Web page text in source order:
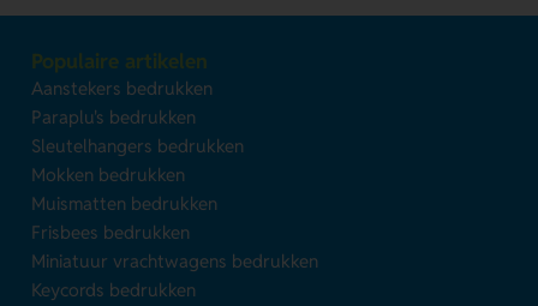
Populaire artikelen
Aanstekers bedrukken
Paraplu's bedrukken
Sleutelhangers bedrukken
Mokken bedrukken
Muismatten bedrukken
Frisbees bedrukken
Miniatuur vrachtwagens bedrukken
Keycords bedrukken